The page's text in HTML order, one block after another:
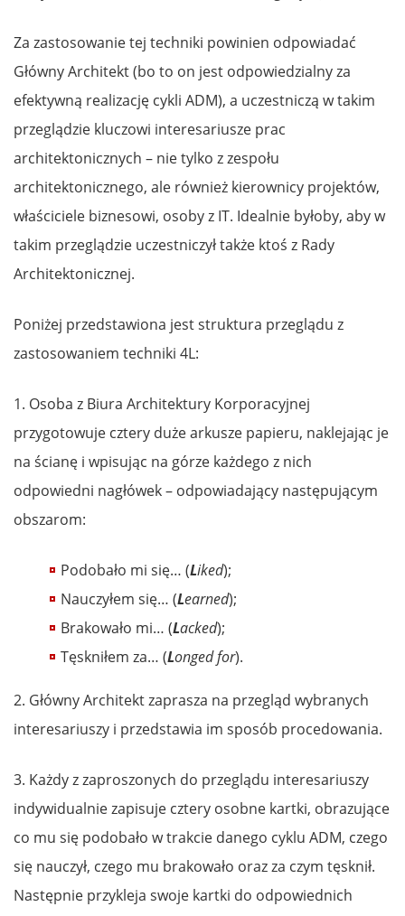
Za zastosowanie tej techniki powinien odpowiadać
Główny Architekt (bo to on jest odpowiedzialny za
efektywną realizację cykli ADM), a uczestniczą w takim
przeglądzie kluczowi interesariusze prac
architektonicznych – nie tylko z zespołu
architektonicznego, ale również kierownicy projektów,
właściciele biznesowi, osoby z IT. Idealnie byłoby, aby w
takim przeglądzie uczestniczył także ktoś z Rady
Architektonicznej.
Poniżej przedstawiona jest struktura przeglądu z
zastosowaniem techniki 4L:
1. Osoba z Biura Architektury Korporacyjnej
przygotowuje cztery duże arkusze papieru, naklejając je
na ścianę i wpisując na górze każdego z nich
odpowiedni nagłówek – odpowiadający następującym
obszarom:
Podobało mi się… (Liked);
Nauczyłem się… (Learned);
Brakowało mi… (Lacked);
Tęskniłem za… (Longed for).
2. Główny Architekt zaprasza na przegląd wybranych
interesariuszy i przedstawia im sposób procedowania.
3. Każdy z zaproszonych do przeglądu interesariuszy
indywidualnie zapisuje cztery osobne kartki, obrazujące
co mu się podobało w trakcie danego cyklu ADM, czego
się nauczył, czego mu brakowało oraz za czym tęsknił.
Następnie przykleja swoje kartki do odpowiednich